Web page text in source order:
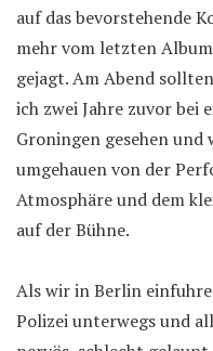
auf das bevorstehende
mehr vom letzten
gejagt. Am Abend sollten
ich zwei Jahre zuvor bei
Groningen gesehen und
umgehauen von der
Atmosphäre und dem
auf der Bühne.
Als wir in Berlin
Polizei unterwegs und